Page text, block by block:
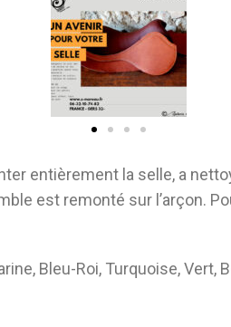
entièrement la selle, a
est remonté sur l’arçon.
Bleu-Roi, Turquoise, Vert,